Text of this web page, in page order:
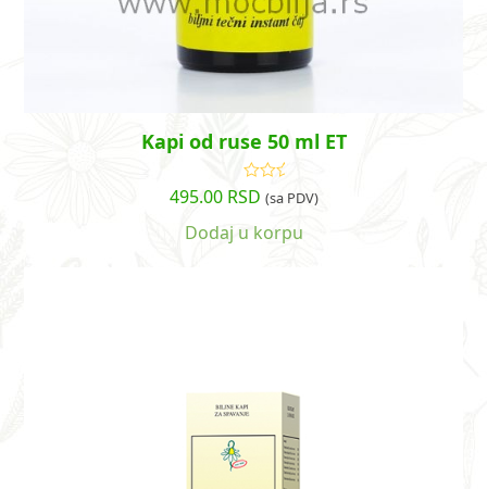
Kapi od ruse 50 ml ET
Ocenjeno
sa5.00od
495.00 RSD (sa PDV)
Dodaj u korpu